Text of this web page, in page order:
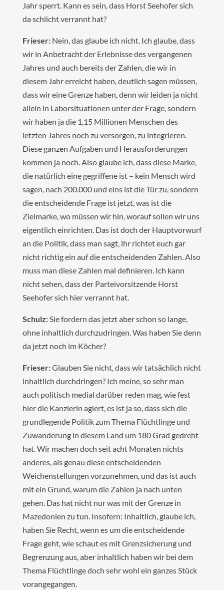
Jahr sperrt. Kann es sein, dass Horst Seehofer sich
da schlicht verrannt hat?
Frieser:Nein, das glaube ich nicht. Ich glaube, dass
wir in Anbetracht der Erlebnisse des vergangenen
Jahres und auch bereits der Zahlen, die wir in
diesem Jahr erreicht haben, deutlich sagen müssen,
dass wir eine Grenze haben, denn wir leiden ja nicht
allein in Laborsituationen unter der Frage, sondern
wir haben ja die 1,15 Millionen Menschen des
letzten Jahres noch zu versorgen, zu integrieren.
Diese ganzen Aufgaben und Herausforderungen
kommen ja noch. Also glaube ich, dass diese Marke,
die natürlich eine gegriffene ist – kein Mensch wird
sagen, nach 200.000 und eins ist die Tür zu, sondern
die entscheidende Frage ist jetzt, was ist die
Zielmarke, wo müssen wir hin, worauf sollen wir uns
eigentlich einrichten. Das ist doch der Hauptvorwurf
an die Politik, dass man sagt, ihr richtet euch gar
nicht richtig ein auf die entscheidenden Zahlen. Also
muss man diese Zahlen mal definieren. Ich kann
nicht sehen, dass der Parteivorsitzende Horst
Seehofer sich hier verrannt hat.
Schulz:Sie fordern das jetzt aber schon so lange,
ohne inhaltlich durchzudringen. Was haben Sie denn
da jetzt noch im Köcher?
Frieser:Glauben Sie nicht, dass wir tatsächlich nicht
inhaltlich durchdringen? Ich meine, so sehr man
auch politisch medial darüber reden mag, wie fest
hier die Kanzlerin agiert, es ist ja so, dass sich die
grundlegende Politik zum Thema Flüchtlinge und
Zuwanderung in diesem Land um 180 Grad gedreht
hat. Wir machen doch seit acht Monaten nichts
anderes, als genau diese entscheidenden
Weichenstellungen vorzunehmen, und das ist auch
mit ein Grund, warum die Zahlen ja nach unten
gehen. Das hat nicht nur was mit der Grenze in
Mazedonien zu tun. Insofern: Inhaltlich, glaube ich,
haben Sie Recht, wenn es um die entscheidende
Frage geht, wie schaut es mit Grenzsicherung und
Begrenzung aus, aber inhaltlich haben wir bei dem
Thema Flüchtlinge doch sehr wohl ein ganzes Stück
vorangegangen.